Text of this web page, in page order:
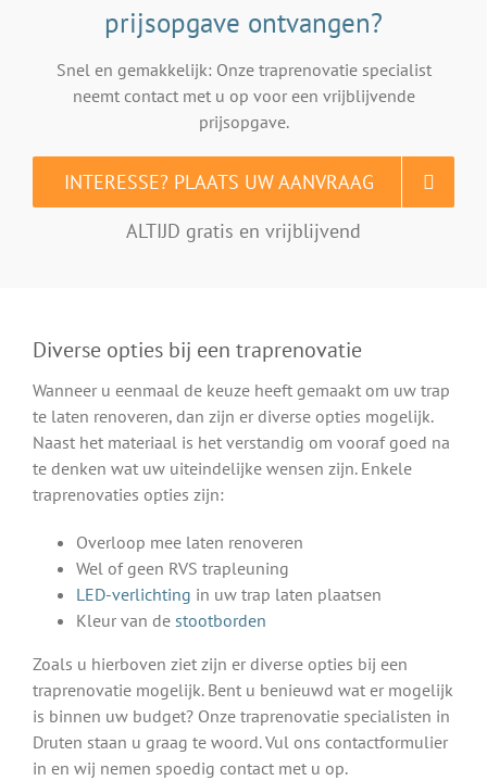
prijsopgave ontvangen?
Snel en gemakkelijk: Onze traprenovatie specialist
neemt contact met u op voor een vrijblijvende
prijsopgave.
INTERESSE? PLAATS UW AANVRAAG
ALTIJD gratis en vrijblijvend
Diverse opties bij een traprenovatie
Wanneer u eenmaal de keuze heeft gemaakt om uw trap
te laten renoveren, dan zijn er diverse opties mogelijk.
Naast het materiaal is het verstandig om vooraf goed na
te denken wat uw uiteindelijke wensen zijn. Enkele
traprenovaties opties zijn:
Overloop mee laten renoveren
Wel of geen RVS trapleuning
LED-verlichting in uw trap laten plaatsen
Kleur van de stootborden
Zoals u hierboven ziet zijn er diverse opties bij een
traprenovatie mogelijk. Bent u benieuwd wat er mogelijk
is binnen uw budget? Onze traprenovatie specialisten in
Druten staan u graag te woord. Vul ons contactformulier
in en wij nemen spoedig contact met u op.